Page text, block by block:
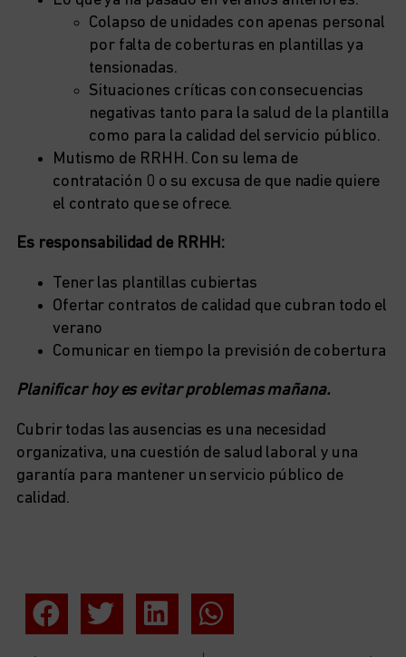
Colapso de unidades con apenas personal
por falta de coberturas en plantillas ya
tensionadas.
Situaciones críticas con consecuencias
negativas tanto para la salud de la plantilla
como para la calidad del servicio público.
Mutismo de RRHH. Con su lema de
contratación 0 o su excusa de que nadie quiere
el contrato que se ofrece.
Es responsabilidad de RRHH:
Tener las plantillas cubiertas
Ofertar contratos de calidad que cubran todo el
verano
Comunicar en tiempo la previsión de cobertura
Planificar hoy es evitar problemas mañana.
Cubrir todas las ausencias es una necesidad
organizativa, una cuestión de salud laboral y una
garantía para mantener un servicio público de
calidad.